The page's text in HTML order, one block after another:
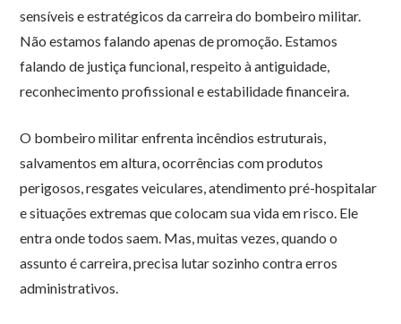
sensíveis e estratégicos da carreira do bombeiro militar.
Não estamos falando apenas de promoção. Estamos
falando de justiça funcional, respeito à antiguidade,
reconhecimento profissional e estabilidade financeira.
O bombeiro militar enfrenta incêndios estruturais,
salvamentos em altura, ocorrências com produtos
perigosos, resgates veiculares, atendimento pré-hospitalar
e situações extremas que colocam sua vida em risco. Ele
entra onde todos saem. Mas, muitas vezes, quando o
assunto é carreira, precisa lutar sozinho contra erros
administrativos.